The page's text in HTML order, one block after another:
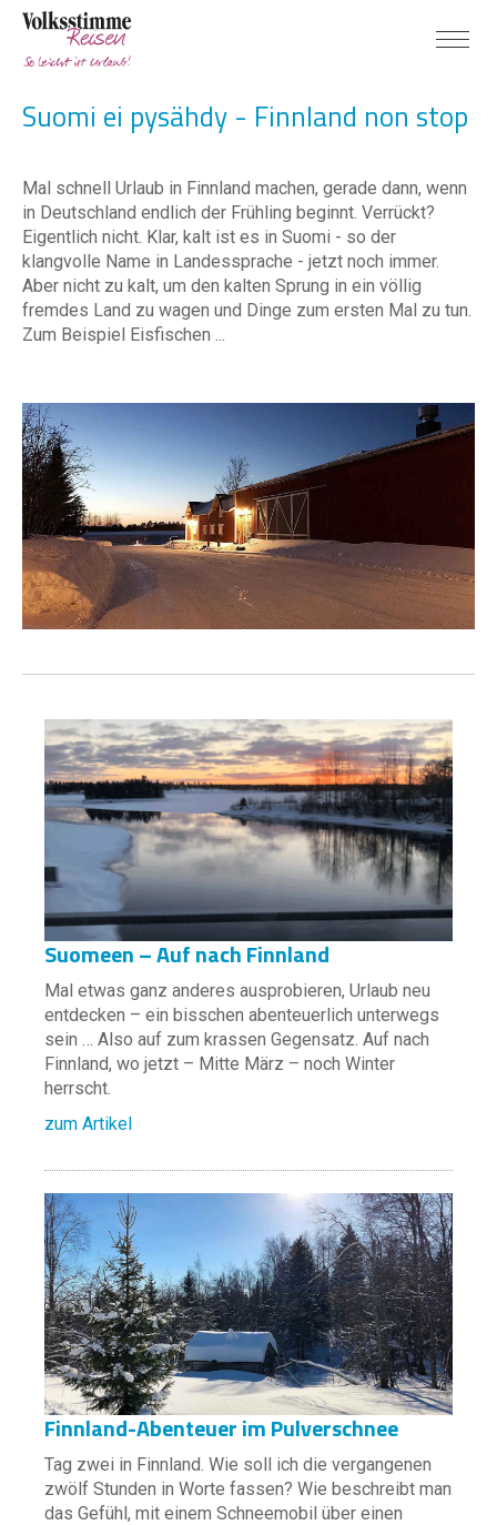
Suomi ei pysähdy - Finnland non stop
Mal schnell Urlaub in Finnland machen, gerade dann, wenn
in Deutschland endlich der Frühling beginnt. Verrückt?
Eigentlich nicht. Klar, kalt ist es in Suomi - so der
klangvolle Name in Landessprache - jetzt noch immer.
Aber nicht zu kalt, um den kalten Sprung in ein völlig
fremdes Land zu wagen und Dinge zum ersten Mal zu tun.
Zum Beispiel Eisfischen ...
Suomeen – Auf nach Finnland
Mal etwas ganz anderes ausprobieren, Urlaub neu
entdecken – ein bisschen abenteuerlich unterwegs
sein … Also auf zum krassen Gegensatz. Auf nach
Finnland, wo jetzt – Mitte März – noch Winter
herrscht.
zum Artikel
Finnland-Abenteuer im Pulverschnee
Tag zwei in Finnland. Wie soll ich die vergangenen
zwölf Stunden in Worte fassen? Wie beschreibt man
das Gefühl, mit einem Schneemobil über einen